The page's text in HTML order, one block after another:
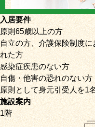
入居要件
原則65歳以上の方
自立の方、介護保険制度
れた方
感染症疾患のない方
自傷・他害の恐れのない方
原則として身元引受人を1
施設案内
1階